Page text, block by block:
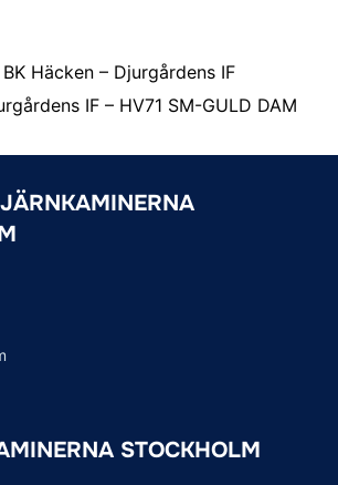
Häcken – Djurgårdens IF
IF – HV71 SM-GULD DAM
STOCKHOLM